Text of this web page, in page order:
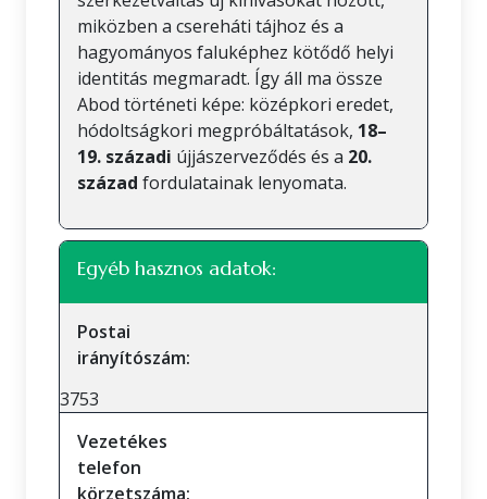
miközben a csereháti tájhoz és a
hagyományos faluképhez kötődő helyi
identitás megmaradt. Így áll ma össze
Abod történeti képe: középkori eredet,
hódoltságkori megpróbáltatások, 18–
19. századi újjászerveződés és a 20.
század fordulatainak lenyomata.
Egyéb hasznos adatok:
Postai
irányítószám:
3753
Vezetékes
telefon
körzetszáma: